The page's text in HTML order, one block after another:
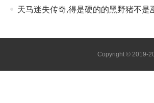
天马迷失传奇,得是硬的的黑野猪不是
Copyright © 2019-